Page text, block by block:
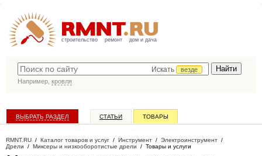
строительство ремонт дом и дача
Искать
везде
Например, кровля
ВЫБРАТЬ РАЗДЕЛ СТАТЬИ ТОВАРЫ
RMNT.RU / Каталог товаров и услуг / Инструмент / Электроинструмент /
Дрели / Миксеры и низкооборотистые дрели / Товары и услуги